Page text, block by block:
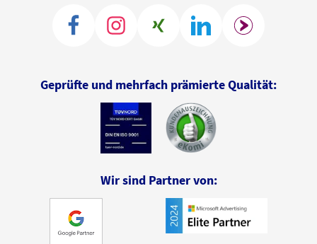
Geprüfte und mehrfach prämierte Qualität:
Wir sind Partner von: